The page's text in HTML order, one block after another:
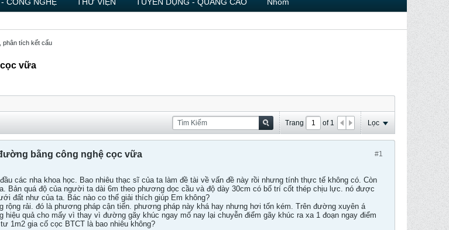
phân tích kết cấu
vữa
Trang of 1 Lọc
#1
bằng công nghệ cọc vữa
các nha khoa học. Bao nhiêu thạc sĩ của ta làm đề tài về vấn đề này rồi nhưng tính thực tế không có. Còn
Bản quá độ của người ta dài 6m theo phương dọc cầu và độ dày 30cm có bố trí cốt thép chịu lực. nó được
đất như của ta. Bác nào co thể giải thích giúp Em không?
rải. đó là phương pháp cận tiến. phương pháp này khá hay nhưng hơi tốn kém. Trên đường xuyên á
quả cho mấy vì thay vì đường gãy khúc ngay mố nay lại chuyễn điểm gãy khúc ra xa 1 đoạn ngay điểm
1m2 gia cố cọc BTCT là bao nhiêu không?